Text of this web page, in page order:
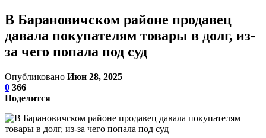
В Барановичском районе продавец
давала покупателям товары в долг, из-
за чего попала под суд
Опубликовано Июн 28, 2025
0 366
Поделится